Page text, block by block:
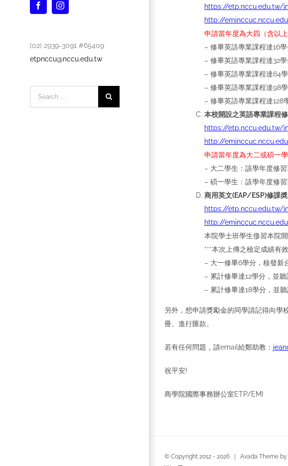
FacebookInstagram
(02) 2939-3091 #65409
etpnccu@nccu.edu.tw
for:
https://etp.nccu.edu.tw/
http://
申請當年度為大四（含以
– 修畢英語專業課程達16
– 修畢英語專業課程達32
– 修畢英語專業課程達64
– 修畢英語專業課程達98
– 修畢英語專業課程達128
本校開設之英語專業課程修
https://etp.nccu.edu.tw/
http://
申請當年度為大二或碩一
– 大二學生：該學年度修
– 碩一學生：該學年度修
商用英文(EAP/ESP)修課奬
https://etp.nccu.edu.tw/
http://
本院學士班學生俢習本院
***本次上傳之檢定成績有
– 大一修畢6學分，核發新
– 累計修畢達12學分，並
– 累計修畢達18學分，並
另外，想申請獎勵金的同學請記得向學
冊、進行匯款。
若有任何問題，請email給鄭助教：
祝平安!
商學院國際事務辦公室ETP/EMI
© Copyright 2012 - 2026 | Avada Theme by